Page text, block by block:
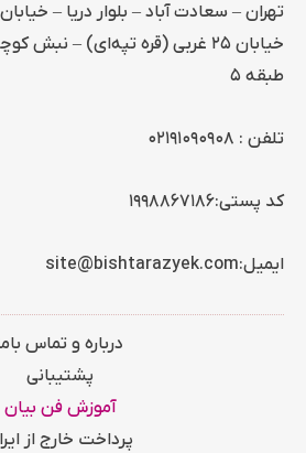
تهران – سعادت آباد – بلوار دریا –
طبقه ۵
تلفن : ۰۲۱۹۱۰۹۰۹۰۸
کد پستی:۱۹۹۸۸۶۷۱۸۶
ایمیل:site@bishtarazyek.com
درباره و تماس
پشتیبانی
آموزش فن بیان
پرداخت خارج از